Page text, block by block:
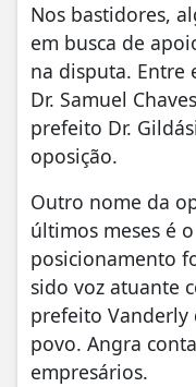
Nos bastidores,
em busca de
na disputa. Entre
Dr. Samuel
prefeito Dr.
oposição.
Outro nome da
últimos meses é
posicionamento
sido voz atuante
prefeito Vanderly
povo. Angra
empresários.